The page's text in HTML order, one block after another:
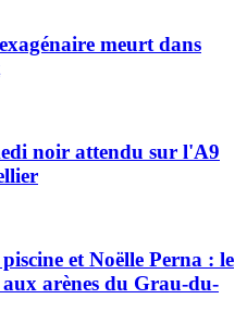
meurt dans
noir attendu sur l'A9
et Noëlle Perna : le
arènes du Grau-du-